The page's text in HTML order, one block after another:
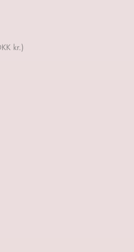
Papua Ny Guinea (DKK kr.)